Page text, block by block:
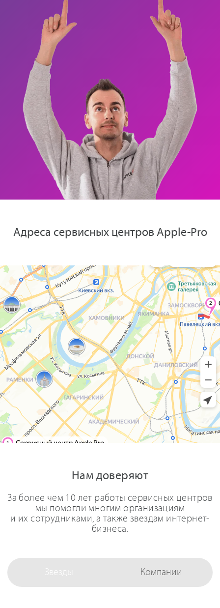
Адреса сервисных центров Apple-Pro
Нам доверяют
За более чем 10 лет работы сервисных центров
мы помогли многим организациям
и их сотрудниками, а также звездам интернет-
бизнеса.
Звезды Компании